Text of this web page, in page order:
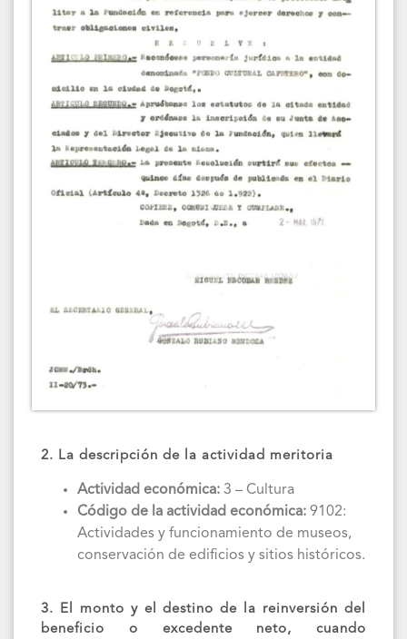
2. La descripción de la actividad meritoria
Actividad económica: 3 – Cultura
Código de la actividad económica: 9102:
Actividades y funcionamiento de museos,
conservación de edificios y sitios históricos.
3. El monto y el destino de la reinversión del
beneficio o excedente neto, cuando